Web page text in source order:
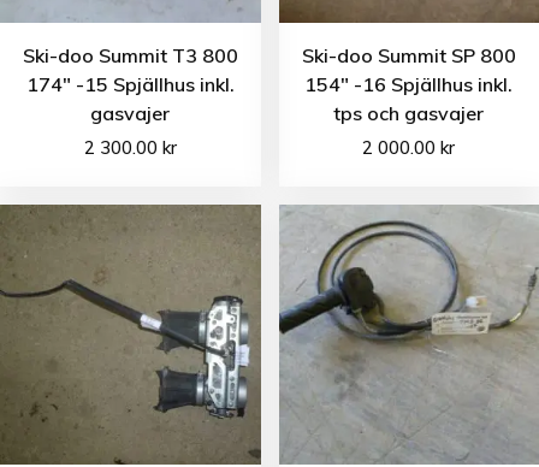
Ski-doo Summit T3 800
174″ -15 Spjällhus inkl.
gasvajer
2 300.00 kr
Ski-doo Summit SP 800
154″ -16 Spjällhus inkl.
tps och gasvajer
2 000.00kr